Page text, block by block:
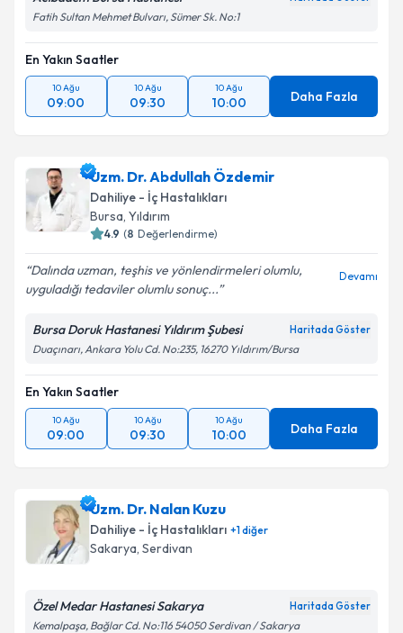
Fatih Sultan Mehmet Bulvarı, Sümer Sk. No:1
En Yakın Saatler
10 Ağu
09:00
10 Ağu
09:30
10 Ağu
10:00 Daha Fazla
Uzm. Dr. Abdullah Özdemir
Dahiliye - İç Hastalıkları
Bursa, Yıldırım
4.9 (8 Değerlendirme)
Dalında uzman, teşhis ve yönlendirmeleri olumlu,
uyguladığı tedaviler olumlu sonuç...
Devamı
Bursa Doruk Hastanesi Yıldırım Şubesi Haritada Göster
Duaçınarı, Ankara Yolu Cd. No:235, 16270 Yıldırım/Bursa
En Yakın Saatler
10 Ağu
09:00
10 Ağu
09:30
10 Ağu
10:00 Daha Fazla
Uzm. Dr. Nalan Kuzu
Dahiliye - İç Hastalıkları +1diğer
Sakarya, Serdivan
Özel Medar Hastanesi Sakarya Haritada Göster
Kemalpaşa, Bağlar Cd. No:116 54050 Serdivan / Sakarya